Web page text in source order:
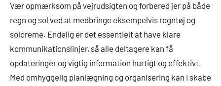
Vær opmærksom på vejrudsigten og forbered jer på både
regn og sol ved at medbringe eksempelvis regntøj og
solcreme. Endelig er det essentielt at have klare
kommunikationslinjer, så alle deltagere kan få
opdateringer og vigtig information hurtigt og effektivt.
Med omhyggelig planlægning og organisering kan I skabe